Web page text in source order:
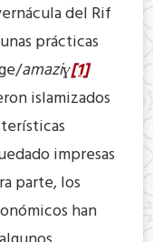
del Rif
prácticas
amaziɣ[1]
islamizados
impresas
parte, los
han